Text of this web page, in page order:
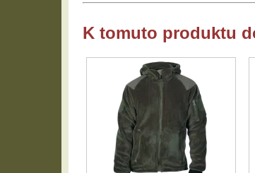
K tomuto produktu